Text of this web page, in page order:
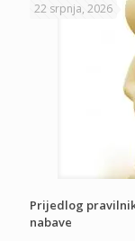
22 srpnja, 2026
Prijedlog
nabave